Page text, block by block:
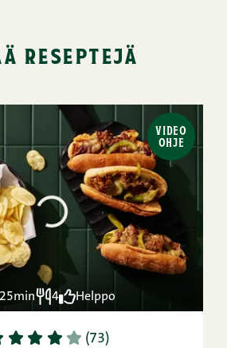
reseptejä
VIDEO
OHJE
4 Helppo
2 3 4 5 (73)